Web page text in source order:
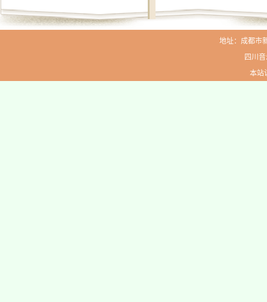
地址：成都市
四川
本站